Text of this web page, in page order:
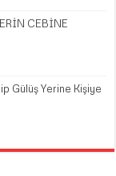
CEBİNE
Gülüş Yerine Kişiye